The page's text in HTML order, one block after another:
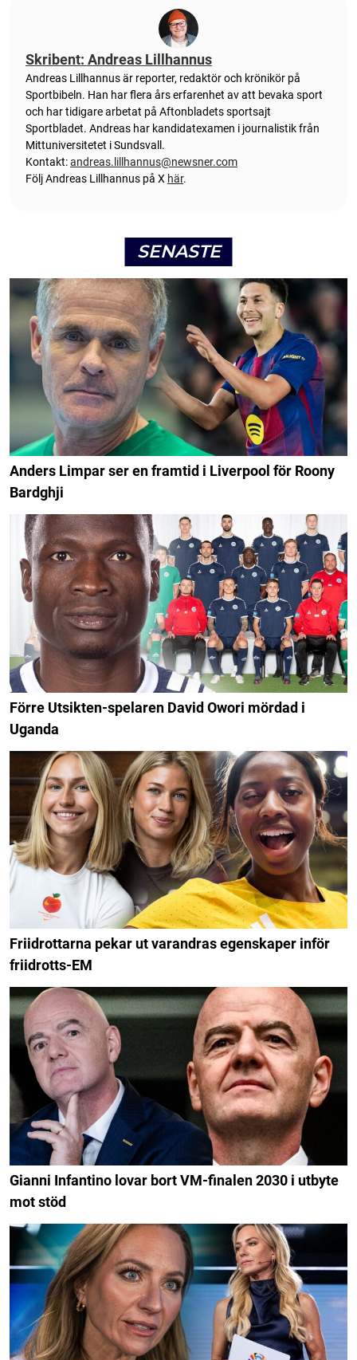
Skribent: Andreas Lillhannus
Andreas Lillhannus är reporter, redaktör och krönikör på
Sportbibeln. Han har flera års erfarenhet av att bevaka sport
och har tidigare arbetat på Aftonbladets sportsajt
Sportbladet. Andreas har kandidatexamen i journalistik från
Mittuniversitetet i Sundsvall.
Kontakt:andreas.lillhannus@newsner.com
Följ Andreas Lillhannus på X här.
SENASTE
Anders Limpar ser en framtid i Liverpool för Roony
Bardghji
Förre Utsikten-spelaren David Owori mördad i
Uganda
Friidrottarna pekar ut varandras egenskaper inför
friidrotts-EM
Gianni Infantino lovar bort VM-finalen 2030 i utbyte
mot stöd